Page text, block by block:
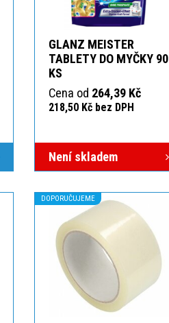
GLANZ MEISTER
TABLETY DO MYČKY 90
KS
Cena od 264,39 Kč
218,50 Kč bez DPH
Není skladem
DOPORUČUJEME